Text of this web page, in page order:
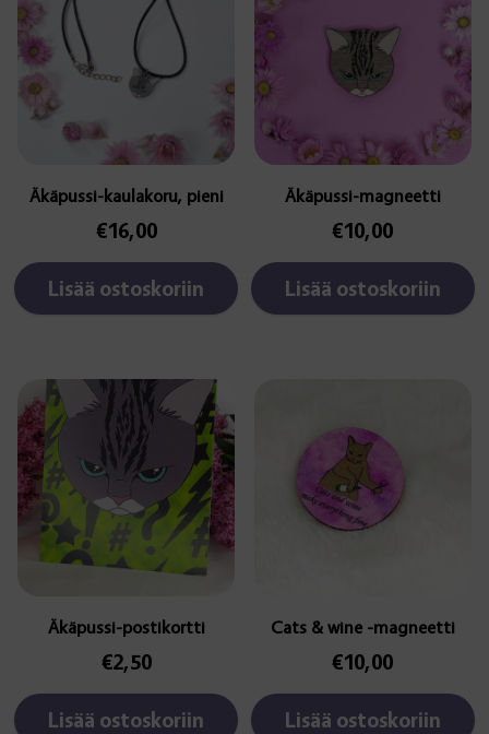
Äkäpussi-kaulakoru, pieni
Arvostelu
tuotteesta:
5.00
€16,00
Lisää ostoskoriin
Äkäpussi-magneetti
tuotteesta:
5.00
/ 5
€10,00
Lisää ostoskoriin
Äkäpussi-postikortti
€2,50
Lisää ostoskoriin
Cats & wine -magneetti
€10,00
Lisää ostoskoriin